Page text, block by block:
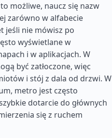
możliwe, naucz się nazw
zarówno w alfabecie
jeśli nie mówisz po
wyświetlane w
i w aplikacjach. W
być zatłoczone, więc
i stój z dala od drzwi. W
metro jest często
dotarcie do głównych
się z ruchem